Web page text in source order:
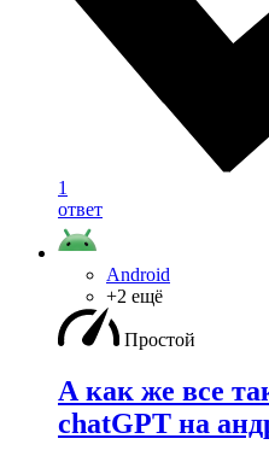
1
ответ
Android
+2 ещё
Простой
А как же все
chatGPT на